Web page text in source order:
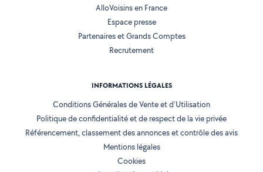
AlloVoisins en France
Espace presse
Partenaires et Grands Comptes
Recrutement
INFORMATIONS LÉGALES
Conditions Générales de Vente et d'Utilisation
Politique de confidentialité et de respect de la vie privée
Référencement, classement des annonces et contrôle des avis
Mentions légales
Cookies